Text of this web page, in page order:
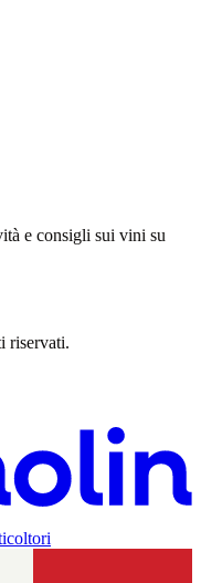
e consigli sui vini su
riservati.